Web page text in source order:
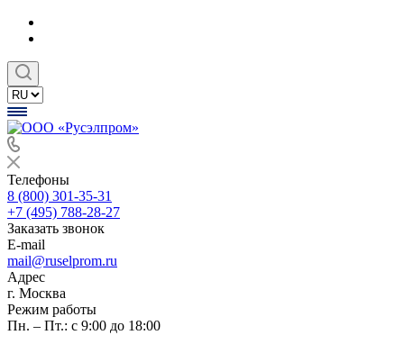
Телефоны
8 (800) 301-35-31
+7 (495) 788-28-27
Заказать звонок
E-mail
mail@ruselprom.ru
Адрес
г. Москва
Режим работы
Пн. – Пт.: с 9:00 до 18:00